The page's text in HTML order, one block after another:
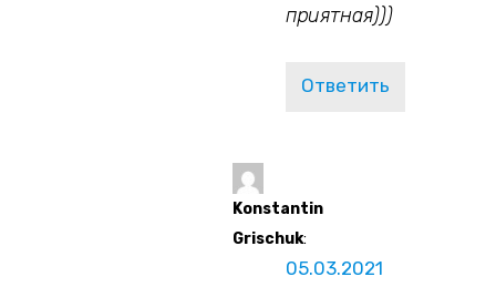
приятная)))
Ответить
Konstantin
Grischuk:
05.03.2021